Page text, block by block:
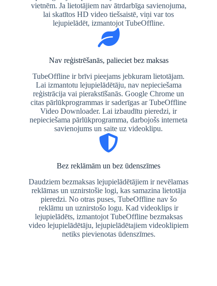
vietnēm. Ja lietotājiem nav ātrdarbīga savienojuma,
lai skatītos HD video tiešsaistē, viņi var tos
lejupielādēt, izmantojot TubeOffline.
Nav reģistrēšanās, palieciet bez maksas
TubeOffline ir brīvi pieejams jebkuram lietotājam.
Lai izmantotu lejupielādētāju, nav nepieciešama
reģistrācija vai pierakstīšanās. Google Chrome un
citas pārlūkprogrammas ir saderīgas ar TubeOffline
Video Downloader. Lai izbaudītu pieredzi, ir
nepieciešama pārlūkprogramma, darbojošs interneta
savienojums un saite uz videoklipu.
Bez reklāmām un bez ūdenszīmes
Daudziem bezmaksas lejupielādētājiem ir nevēlamas
reklāmas un uznirstošie logi, kas samazina lietotāja
pieredzi. No otras puses, TubeOffline nav šo
reklāmu un uznirstošo logu. Kad videoklips ir
lejupielādēts, izmantojot TubeOffline bezmaksas
video lejupielādētāju, lejupielādētajiem videoklipiem
netiks pievienotas ūdenszīmes.